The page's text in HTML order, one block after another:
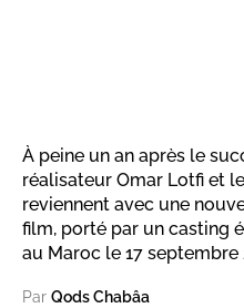
À peine un an après le
réalisateur Omar Lotfi et
reviennent avec une
film, porté par un casting
au Maroc le 17 septembre
Par Qods Chabâa